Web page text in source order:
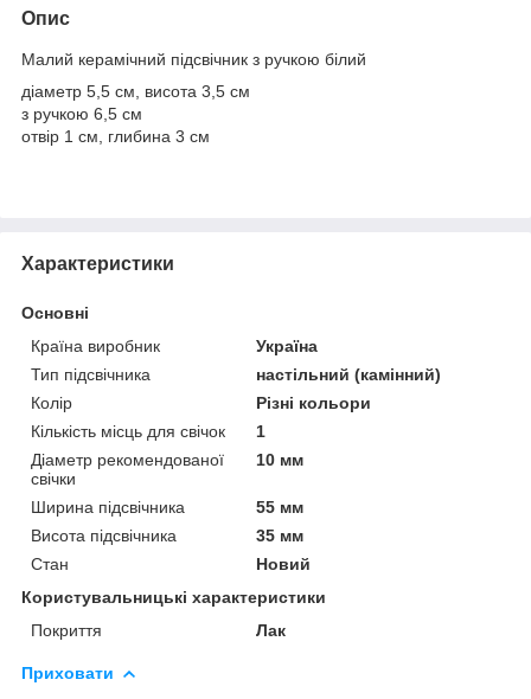
Опис
Малий керамічний підсвічник з ручкою білий
діаметр 5,5 см, висота 3,5 см
з ручкою 6,5 см
отвір 1 см, глибина 3 см
Характеристики
Основні
Країна виробник
Україна
Тип підсвічника
настільний (камінний)
Колір
Різні кольори
Кількість місць для свічок
1
Діаметр рекомендованої
свічки
10 мм
Ширина підсвічника
55 мм
Висота підсвічника
35 мм
Стан
Новий
Користувальницькі характеристики
Покриття
Лак
Приховати